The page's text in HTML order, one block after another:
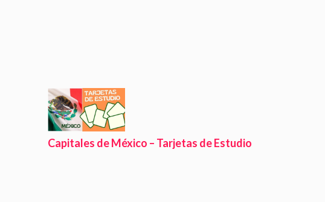
Capitales de México – Tarjetas de Estudio